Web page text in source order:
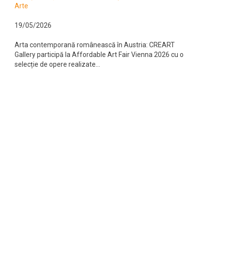
Arte
19/05/2026
Arta contemporană românească în Austria: CREART
Gallery participă la Affordable Art Fair Vienna 2026 cu o
selecție de opere realizate...